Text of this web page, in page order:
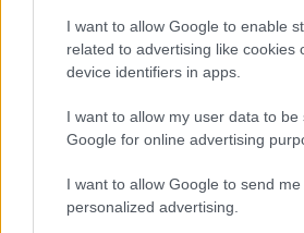
I want to allow Google to enable
related to advertising like cookies
device identifiers in apps.
I want to allow my user data to be
Google for online advertising
I want to allow Google to send me
personalized advertising.
tradizioni occidentali.
Europa disorientata
L’Europa continentale appare
sfida. Se da un lato le
sembrano mal digerire il